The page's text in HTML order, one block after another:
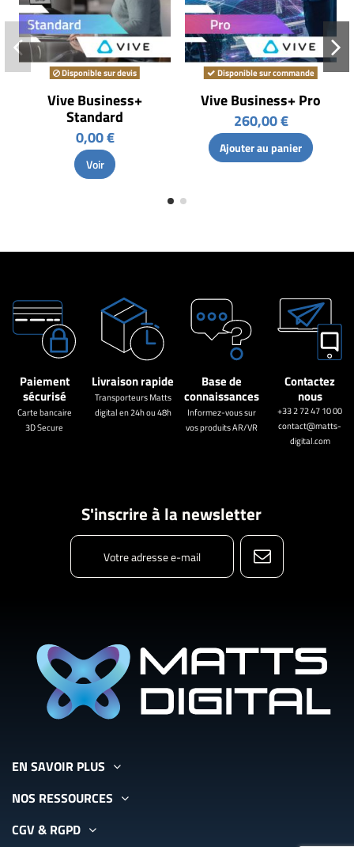
Disponible sur devis
Vive Business+
Standard
0,00 €
Voir
Disponible sur commande
Vive Business+ Pro
260,00 €
Ajouter au panier
Paiement
sécurisé
Carte bancaire
3D Secure
Livraison rapide
Transporteurs Matts
digital en 24h ou 48h
Base de
connaissances
Informez-vous sur
vos produits AR/VR
Contactez
nous
+33 2 72 47 10 00
contact@matts-
digital.com
S'inscrire à la newsletter
EN SAVOIR PLUS
NOS RESSOURCES
CGV & RGPD